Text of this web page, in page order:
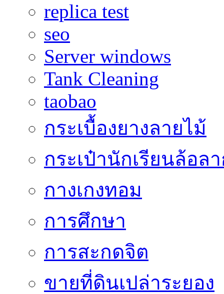
replica test
seo
Server windows
Tank Cleaning
taobao
กระเบื้องยางลายไม้
กระเป๋านักเรียนล้อล
กางเกงทอม
การศึกษา
การสะกดจิต
ขายที่ดินเปล่าระยอง